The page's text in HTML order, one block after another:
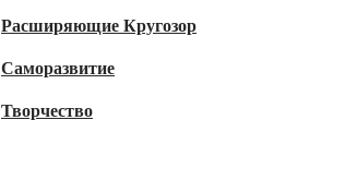
Расширяющие Кругозор
Cаморазвитие
Творчество